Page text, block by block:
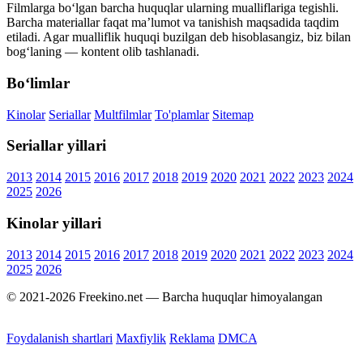
Filmlarga bo‘lgan barcha huquqlar ularning mualliflariga tegishli.
Barcha materiallar faqat ma’lumot va tanishish maqsadida taqdim
etiladi. Agar mualliflik huquqi buzilgan deb hisoblasangiz, biz bilan
bog‘laning — kontent olib tashlanadi.
Bo‘limlar
Kinolar Seriallar Multfilmlar To'plamlar Sitemap
Seriallar yillari
2013 2014 2015 2016 2017 2018 2019 2020 2021 2022 2023 2024
2025 2026
Kinolar yillari
2013 2014 2015 2016 2017 2018 2019 2020 2021 2022 2023 2024
2025 2026
© 2021-2026 Freekino.net — Barcha huquqlar himoyalangan
Foydalanish shartlari Maxfiylik Reklama DMCA